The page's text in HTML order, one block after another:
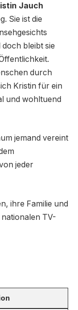
Jauch
Sie ist die
doch bleibt sie
durch
Kristin für ein
und wohltuend
jemand vereint
jeder
ihre Familie und
TV-